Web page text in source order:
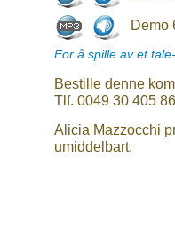
Demo
For å spille av et
Bestille denne
Tlf. 0049 30 405
Alicia Mazzocchi
umiddelbart.